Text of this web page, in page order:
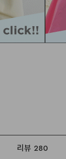
리뷰 280